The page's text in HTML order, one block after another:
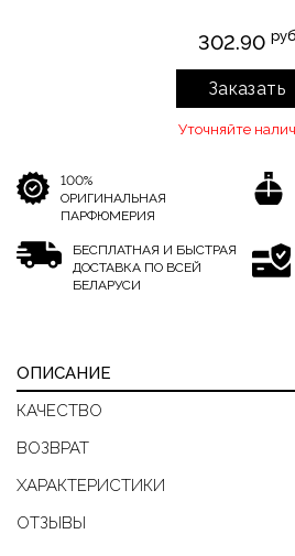
302.90 руб
Заказать
Уточняйте
100%
ОРИГИНАЛЬНАЯ
ПАРФЮМЕРИЯ
БЕСПЛАТНАЯ И БЫСТРАЯ
ДОСТАВКА ПО ВСЕЙ
БЕЛАРУСИ
ОПИСАНИЕ
КАЧЕСТВО
ВОЗВРАТ
ХАРАКТЕРИСТИКИ
ОТЗЫВЫ